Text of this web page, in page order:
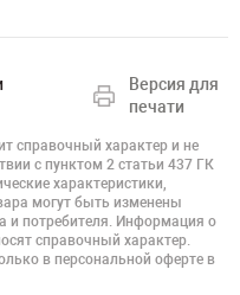
Версия для
печати
справочный характер и не
с пунктом 2 статьи 437 ГК
характеристики,
могут быть изменены
и потребителя. Информация о
справочный характер.
в персональной оферте в